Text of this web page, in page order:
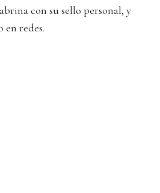
con su sello personal, y
redes.